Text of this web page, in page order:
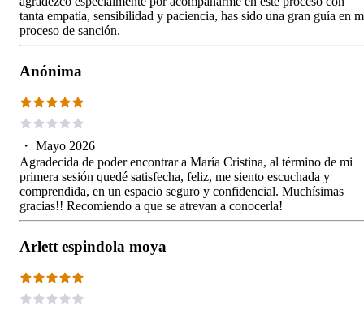
tanta empatía, sensibilidad y paciencia, has sido una gran guía en
proceso de sanción.
Anónima
・ Mayo 2026
Agradecida de poder encontrar a María Cristina, al término de mi
primera sesión quedé satisfecha, feliz, me siento escuchada y
comprendida, en un espacio seguro y confidencial. Muchísimas
gracias!! Recomiendo a que se atrevan a conocerla!
Arlett espindola moya